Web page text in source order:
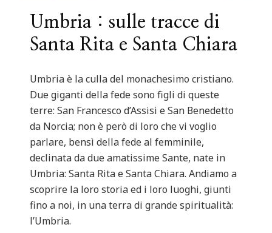
Umbria : sulle tracce di
Santa Rita e Santa Chiara
Umbria è la culla del monachesimo cristiano.
Due giganti della fede sono figli di queste
terre: San Francesco d’Assisi e San Benedetto
da Norcia; non è però di loro che vi voglio
parlare, bensì della fede al femminile,
declinata da due amatissime Sante, nate in
Umbria: Santa Rita e Santa Chiara. Andiamo a
scoprire la loro storia ed i loro luoghi, giunti
fino a noi, in una terra di grande spiritualità:
l’Umbria.